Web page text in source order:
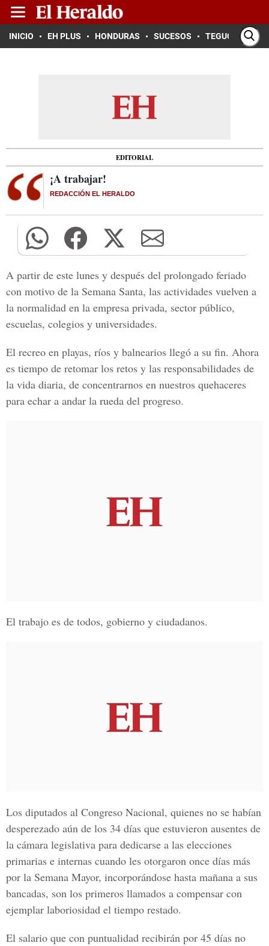
INICIO EH PLUS HONDURAS SUCESOS TEGUCIGALPA
EDITORIAL
¡A trabajar!
REDACCIÓN EL HERALDO
A partir de este lunes y después del prolongado feriado
con motivo de la Semana Santa, las actividades vuelven a
la normalidad en la empresa privada, sector público,
escuelas, colegios y universidades.
El recreo en playas, ríos y balnearios llegó a su fin. Ahora
es tiempo de retomar los retos y las responsabilidades de
la vida diaria, de concentrarnos en nuestros quehaceres
para echar a andar la rueda del progreso.
El trabajo es de todos, gobierno y ciudadanos.
Los diputados al Congreso Nacional, quienes no se habían
desperezado aún de los 34 días que estuvieron ausentes de
la cámara legislativa para dedicarse a las elecciones
primarias e internas cuando les otorgaron once días más
por la Semana Mayor, incorporándose hasta mañana a sus
bancadas, son los primeros llamados a compensar con
ejemplar laboriosidad el tiempo restado.
El salario que con puntualidad recibirán por 45 días no